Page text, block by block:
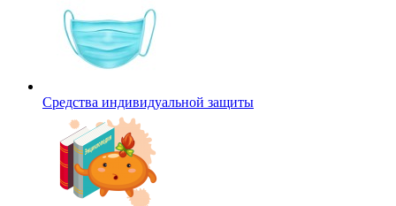
Средства индивидуальной защиты